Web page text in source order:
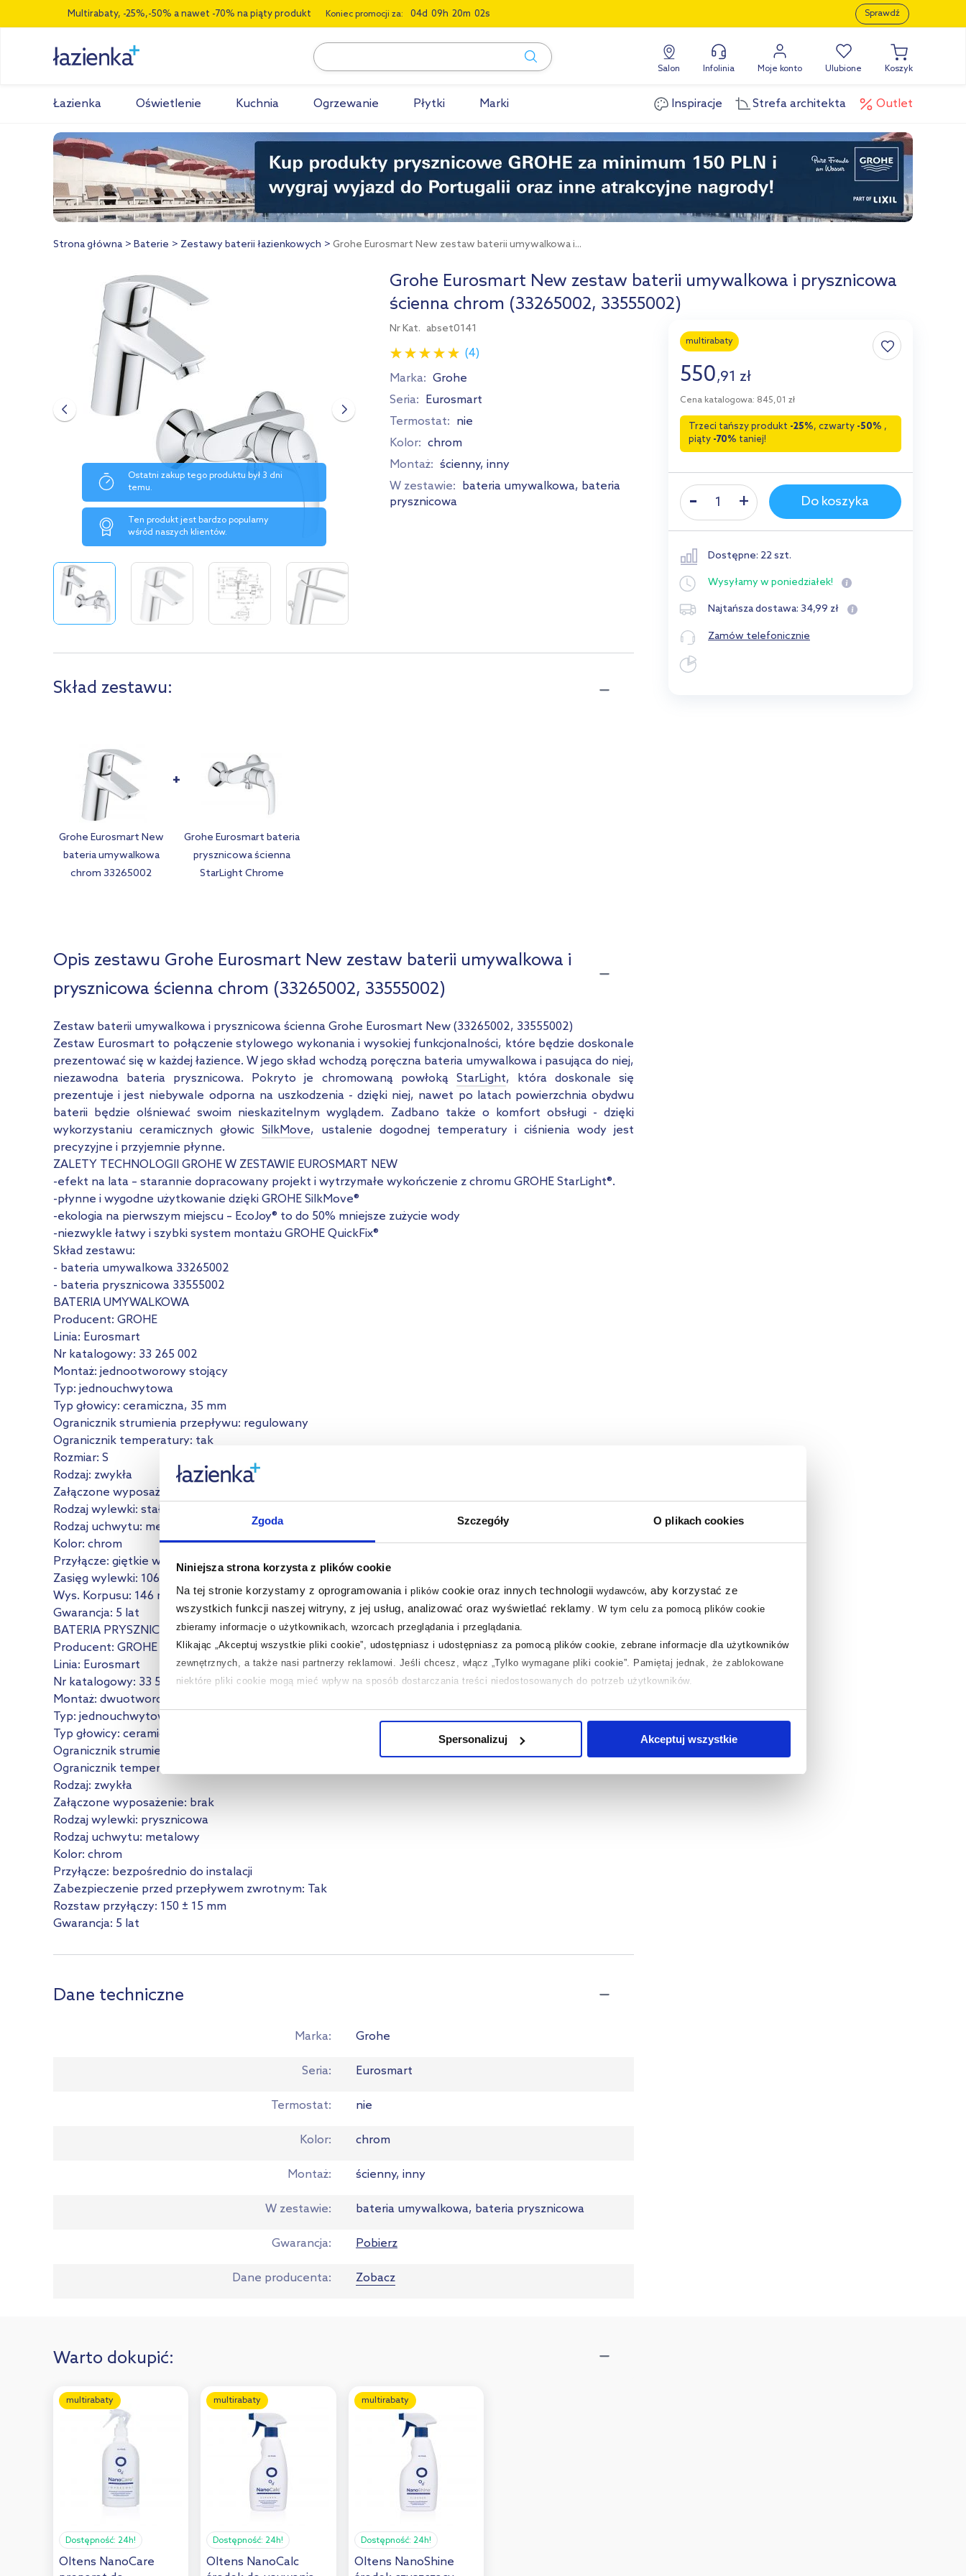
Zgoda Szczegóły O plikach cookies
Niniejsza strona korzysta z plików cookie
Na tej stronie korzystamy z oprogramowania i plikówcookie oraz innych technologii wydawców, aby korzystać ze
wszystkich funkcji naszej witryny, z jej usług, analizować oraz wyświetlać reklamy
W tym celu za pomocą plików cookie
zbieramy informacje o użytkownikach, wzorcach przeglądania i przeglądania.
Klikając „Akceptuj wszystkie pliki cookie”, udostępniasz i udostępniasz za pomocą plików cookie, zebrane informacje dla użytkowników
zewnętrznych, a także nasi partnerzy reklamowi. Jeśli chcesz, włącz „Tylko wymagane pliki cookie”. Pamiętaj jednak, że zablokowane
niektóre pliki cookie mogą mieć wpływ na sposób dostarczania treści niedostosowanych do potrzeb użytkowników.
na temat plików cookie i tego, dlaczego ich przepisy, przejdź do zakładek „Informacje o plikach cookie”.
Spersonalizuj Akceptuj wszystkie
Multirabaty, -25%,-50% a nawet -70% na piąty produkt Koniec promocji za: 04 09 20 01 Sprawdź
Salon Infolinia Moje konto Ulubione Koszyk
Łazienka Oświetlenie Kuchnia Ogrzewanie Płytki Marki Inspiracje Strefa architekta Outlet
Strona główna Baterie Zestawy baterii łazienkowych Grohe Eurosmart New zestaw baterii umywalkowa i...
Ostatni zakup tego produktu był 3 dni
temu.
Ten produkt jest bardzo popularny
wśród naszych klientów.
Grohe Eurosmart New zestaw baterii umywalkowa i prysznicowa
ścienna chrom (33265002, 33555002)
Nr Kat. abset0141
(4)
Marka: Grohe
Seria: Eurosmart
Termostat: nie
Kolor: chrom
Montaż: ścienny, inny
W zestawie: bateria umywalkowa, bateria
prysznicowa
multirabaty
550,91 zł
Cena katalogowa: 845,01 zł
Trzeci tańszy produkt -25%, czwarty -50% ,
piąty -70% taniej!
Do koszyka
Dostępne: 22 szt.
Wysyłamyw poniedziałek!
Najtańsza dostawa: 34,99 zł
Zamów telefonicznie
Skład zestawu:
Grohe Eurosmart New
bateria umywalkowa
chrom 33265002
Grohe Eurosmart bateria
prysznicowa ścienna
StarLight Chrome
Opis zestawu Grohe Eurosmart New zestaw baterii umywalkowa i
prysznicowa ścienna chrom (33265002, 33555002)
Zestaw baterii umywalkowa i prysznicowa ścienna Grohe Eurosmart New (33265002, 33555002)
Zestaw Eurosmart to połączenie stylowego wykonania i wysokiej funkcjonalności, które będzie doskonale
prezentować się w każdej łazience. W jego skład wchodzą poręczna bateria umywalkowa i pasująca do niej,
niezawodna bateria prysznicowa. Pokryto je chromowaną powłoką StarLight, która doskonale się
prezentuje i jest niebywale odporna na uszkodzenia - dzięki niej, nawet po latach powierzchnia obydwu
baterii będzie olśniewać swoim nieskazitelnym wyglądem. Zadbano także o komfort obsługi - dzięki
wykorzystaniu ceramicznych głowic SilkMove, ustalenie dogodnej temperatury i ciśnienia wody jest
precyzyjne i przyjemnie płynne.
ZALETY TECHNOLOGII GROHE W ZESTAWIE EUROSMART NEW
-efekt na lata – starannie dopracowany projekt i wytrzymałe wykończenie z chromu GROHE StarLight®.
-płynne i wygodne użytkowanie dzięki GROHE SilkMove®
-ekologia na pierwszym miejscu – EcoJoy® to do 50% mniejsze zużycie wody
-niezwykle łatwy i szybki system montażu GROHE QuickFix®
Skład zestawu:
- bateria umywalkowa 33265002
- bateria prysznicowa 33555002
BATERIA UMYWALKOWA
Producent: GROHE
Linia: Eurosmart
Nr katalogowy: 33 265 002
Montaż: jednootworowy stojący
Typ: jednouchwytowa
Typ głowicy: ceramiczna, 35 mm
Ogranicznik strumienia przepływu: regulowany
Ogranicznik temperatury: tak
Rozmiar: S
Rodzaj: zwykła
Załączone wyposażenie: zestaw odpływowy z drążkiem pociąganym 1 ¼" i korkiem
Rodzaj wylewki: stała
Rodzaj uchwytu: metalowy
Kolor: chrom
Przyłącze: giętkie węże przyłączeniowe
Zasięg wylewki: 106 mm
Wys. Korpusu: 146 mm
Gwarancja: 5 lat
BATERIA PRYSZNICOWA
Producent: GROHE
Linia: Eurosmart
Nr katalogowy: 33 555 002
Montaż: dwuotworowy ścienny
Typ: jednouchwytowa
Typ głowicy: ceramiczna, 35 mm
Ogranicznik strumienia przepływu: regulowany
Ogranicznik temperatury: tak
Rodzaj: zwykła
Załączone wyposażenie: brak
Rodzaj wylewki: prysznicowa
Rodzaj uchwytu: metalowy
Kolor: chrom
Przyłącze: bezpośrednio do instalacji
Zabezpieczenie przed przepływem zwrotnym: Tak
Rozstaw przyłączy: 150 ± 15 mm
Gwarancja: 5 lat
Dane techniczne
Marka Grohe
Seria Eurosmart
Termostat nie
Kolor chrom
Montaż ścienny, inny
W zestawie bateria umywalkowa, bateria prysznicowa
Gwarancja Pobierz
Dane producenta Zobacz
Warto dokupić:
multirabaty
Dostępność: 24h!
Oltens NanoCare
multirabaty
Dostępność:24h!
Oltens NanoCalc
multirabaty
Dostępność: 24h!
Oltens NanoShine